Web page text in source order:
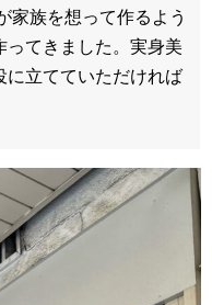
家族を想って作るよう
ってきました。実身美
に立てていただければ